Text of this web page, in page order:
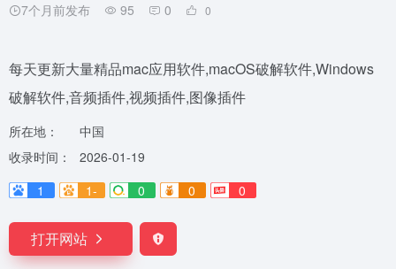
7个月前发布 95 0 0
每天更新大量精品mac应用软件,macOS破解软件,Windows
破解软件,音频插件,视频插件,图像插件
所在地：
中国
收录时间：
2026-01-19
1
1- 0 0 0
打开网站